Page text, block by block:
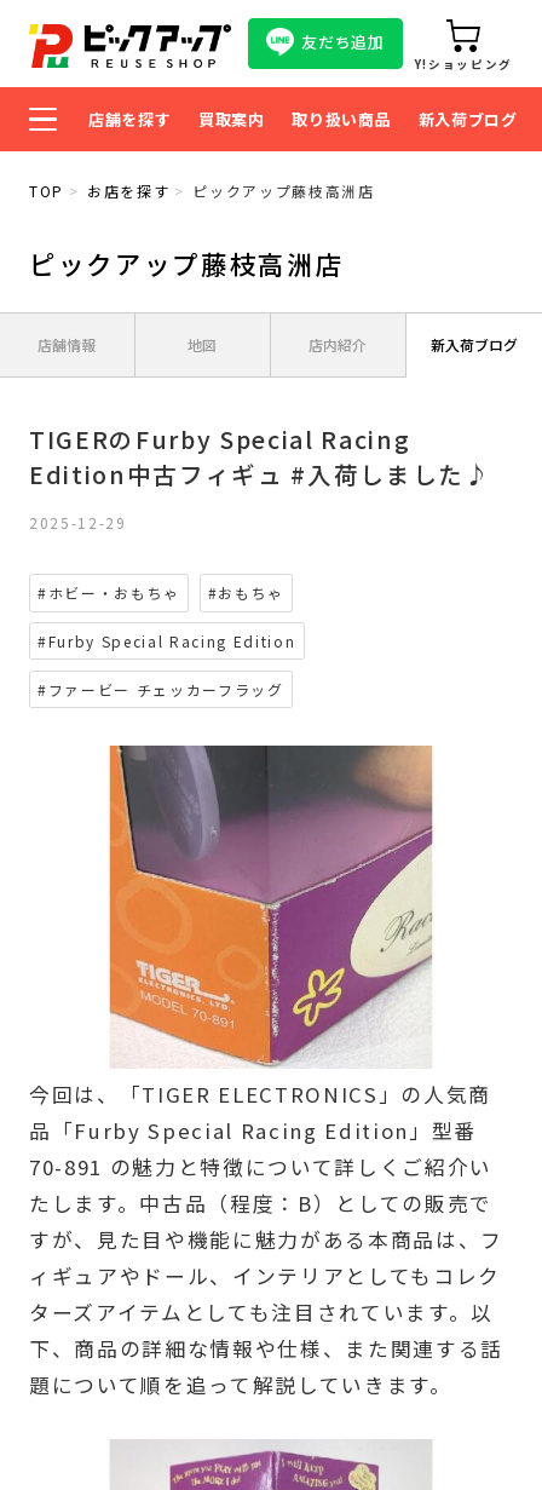
友だち追加
Y!ショッピング
店舗を探す 買取案内 取り扱い商品 新入荷ブログ
TOP お店を探す ピックアップ藤枝高洲店
ピックアップ藤枝高洲店
店舗情報 地図 店内紹介 新入荷ブログ
TIGERのFurby Special Racing
Edition中古フィギュ #入荷しました♪
2025-12-29
#ホビー・おもちゃ #おもちゃ
#Furby Special Racing Edition
#ファービー チェッカーフラッグ
今回は、「TIGER ELECTRONICS」の人気商
品「Furby Special Racing Edition」型番
70-891 の魅力と特徴について詳しくご紹介い
たします。中古品（程度：B）としての販売で
すが、見た目や機能に魅力がある本商品は、フ
ィギュアやドール、インテリアとしてもコレク
ターズアイテムとしても注目されています。以
下、商品の詳細な情報や仕様、また関連する話
題について順を追って解説していきます。